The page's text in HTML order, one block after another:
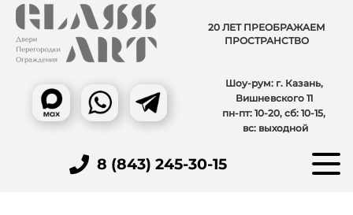
20 ЛЕТ ПРЕОБРАЖАЕМ
ПРОСТРАНСТВО
Шоу-рум: г. Казань,
Вишневского 11
пн-пт: 10-20, сб: 10-15,
вс: выходной
8 (843) 245-30-15